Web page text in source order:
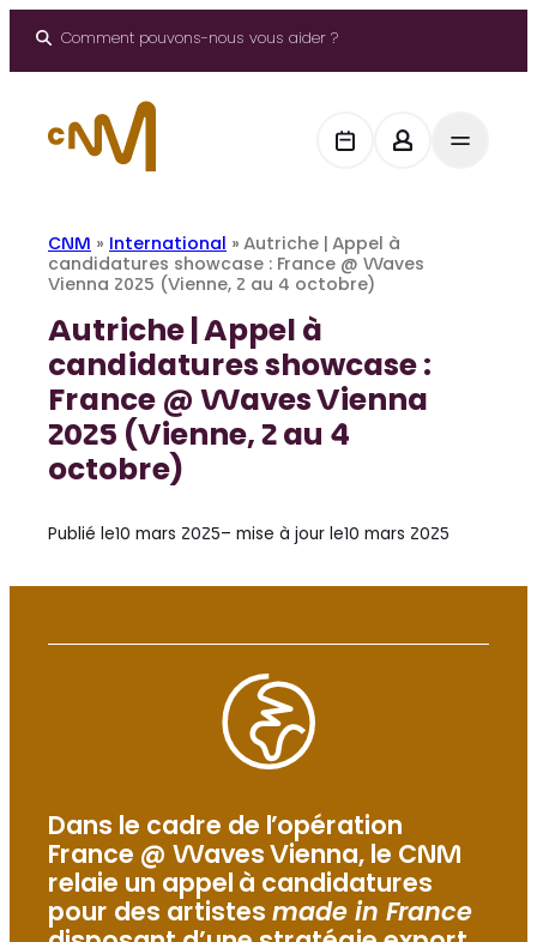
Comment pouvons-nous vous aider ?
CNM » International » Autriche | Appel à
candidatures showcase : France @ Waves
Vienna 2025 (Vienne, 2 au 4 octobre)
Autriche | Appel à
candidatures showcase :
France @ Waves Vienna
2025 (Vienne, 2 au 4
octobre)
Publié le10 mars 2025– mise à jour le10 mars 2025
Dans le cadre de l’opération
France @ Waves Vienna, le CNM
relaie un appel à candidatures
pour des artistes made in France